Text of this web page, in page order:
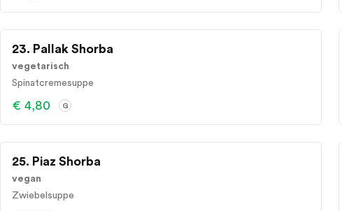
23. Pallak Shorba
vegetarisch
Spinatcremesuppe
€ 4,80 G
25. Piaz Shorba
vegan
Zwiebelsuppe